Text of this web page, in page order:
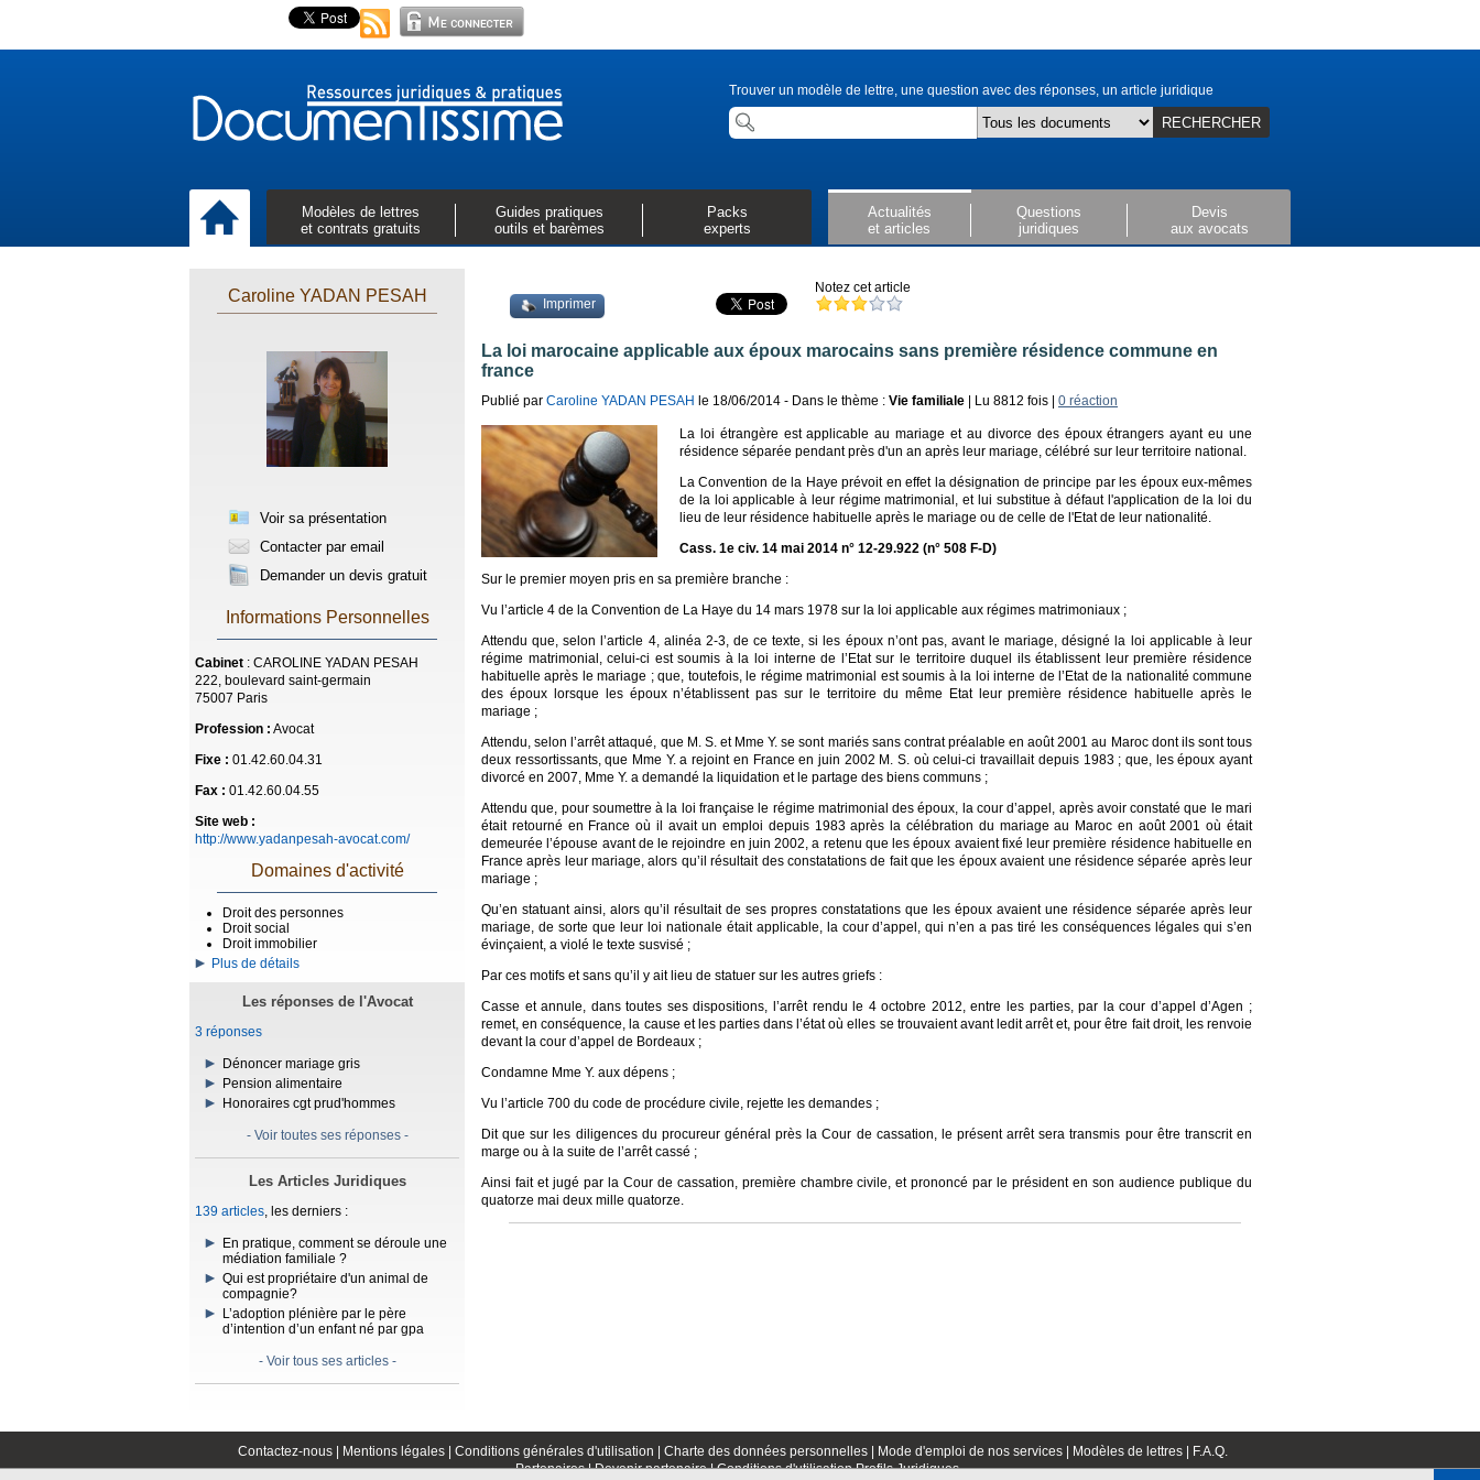
Trouver un modèle de lettre, une question avec des réponses, un article juridique
RECHERCHER
Modèles de lettres
et contrats gratuits
Guides pratiques
outils et barèmes
Packs
experts
Actualités
et articles
Questions
juridiques
Devis
aux avocats
Caroline YADAN PESAH
Voir sa présentation
Contacter par email
Demander un devis gratuit
Informations Personnelles
Cabinet : CAROLINE YADAN PESAH
222, boulevard saint-germain
75007 Paris
Profession : Avocat
Fixe : 01.42.60.04.31
Fax : 01.42.60.04.55
Site web :
http://www.yadanpesah-avocat.com/
Domaines d'activité
Droit des personnes
Droit social
Droit immobilier
Plus de détails
Les réponses de l'Avocat
3 réponses
Dénoncer mariage gris
Pension alimentaire
Honoraires cgt prud'hommes
- Voir toutes ses réponses -
Les Articles Juridiques
139 articles, les derniers :
En pratique, comment se déroule une
médiation familiale ?
Qui est propriétaire d'un animal de
compagnie?
L’adoption plénière par le père
d’intention d’un enfant né par gpa
- Voir tous ses articles -
Imprimer
Notez cet article
La loi marocaine applicable aux époux marocains sans première résidence commune en
france
Publié par Caroline YADAN PESAH le 18/06/2014 - Dans le thème : Vie familiale | Lu 8812 fois | 0 réaction
La loi étrangère est applicable au mariage et au divorce des époux étrangers ayant eu une
résidence séparée pendant près d'un an après leur mariage, célébré sur leur territoire national.
La Convention de la Haye prévoit en effet la désignation de principe par les époux eux-mêmes
de la loi applicable à leur régime matrimonial, et lui substitue à défaut l'application de la loi du
lieu de leur résidence habituelle après le mariage ou de celle de l'Etat de leur nationalité.
Cass. 1e civ. 14 mai 2014 n° 12-29.922 (n° 508 F-D)
Sur le premier moyen pris en sa première branche :
Vu l’article 4 de la Convention de La Haye du 14 mars 1978 sur la loi applicable aux régimes matrimoniaux ;
Attendu que, selon l’article 4, alinéa 2-3, de ce texte, si les époux n’ont pas, avant le mariage, désigné la loi applicable à leur
régime matrimonial, celui-ci est soumis à la loi interne de l’Etat sur le territoire duquel ils établissent leur première résidence
habituelle après le mariage ; que, toutefois, le régime matrimonial est soumis à la loi interne de l’Etat de la nationalité commune
des époux lorsque les époux n’établissent pas sur le territoire du même Etat leur première résidence habituelle après le
mariage ;
Attendu, selon l’arrêt attaqué, que M. S. et Mme Y. se sont mariés sans contrat préalable en août 2001 au Maroc dont ils sont tous
deux ressortissants, que Mme Y. a rejoint en France en juin 2002 M. S. où celui-ci travaillait depuis 1983 ; que, les époux ayant
divorcé en 2007, Mme Y. a demandé la liquidation et le partage des biens communs ;
Attendu que, pour soumettre à la loi française le régime matrimonial des époux, la cour d’appel, après avoir constaté que le mari
était retourné en France où il avait un emploi depuis 1983 après la célébration du mariage au Maroc en août 2001 où était
demeurée l’épouse avant de le rejoindre en juin 2002, a retenu que les époux avaient fixé leur première résidence habituelle en
France après leur mariage, alors qu’il résultait des constatations de fait que les époux avaient une résidence séparée après leur
mariage ;
Qu’en statuant ainsi, alors qu’il résultait de ses propres constatations que les époux avaient une résidence séparée après leur
mariage, de sorte que leur loi nationale était applicable, la cour d’appel, qui n’en a pas tiré les conséquences légales qui s’en
évinçaient, a violé le texte susvisé ;
Par ces motifs et sans qu’il y ait lieu de statuer sur les autres griefs :
Casse et annule, dans toutes ses dispositions, l’arrêt rendu le 4 octobre 2012, entre les parties, par la cour d’appel d’Agen ;
remet, en conséquence, la cause et les parties dans l’état où elles se trouvaient avant ledit arrêt et, pour être fait droit, les renvoie
devant la cour d’appel de Bordeaux ;
Condamne Mme Y. aux dépens ;
Vu l’article 700 du code de procédure civile, rejette les demandes ;
Dit que sur les diligences du procureur général près la Cour de cassation, le présent arrêt sera transmis pour être transcrit en
marge ou à la suite de l’arrêt cassé ;
Ainsi fait et jugé par la Cour de cassation, première chambre civile, et prononcé par le président en son audience publique du
quatorze mai deux mille quatorze.
Contactez-nous | Mentions légales | Conditions générales d'utilisation | Charte des données personnelles | Mode d'emploi de nos services | Modèles de lettres |
F.A.Q.
Partenaires |Devenir partenaire |Conditions d'utilisation Profils Juridiques